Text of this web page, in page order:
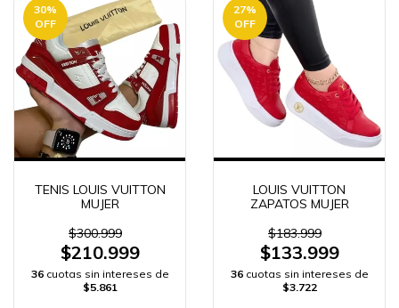
30%
OFF
TENIS LOUIS VUITTON
MUJER
$300.999
$210.999
36 cuotas sin intereses de
$5.861
27%
OFF
LOUIS VUITTON
ZAPATOS MUJER
$183.999
$133.999
36 cuotas sin intereses de
$3.722